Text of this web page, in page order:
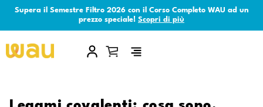
Supera il Semestre Filtro 2026 con il Corso Completo WAU ad un
prezzo speciale! Scopri di più
×